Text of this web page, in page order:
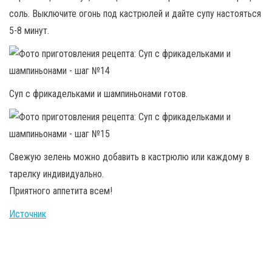
соль. Выключите огонь под кастрюлей и дайте супу настояться
5-8 минут.
Суп с фрикадельками и шампиньонами готов.
Свежую зелень можно добавить в кастрюлю или каждому в
тарелку индивидуально.
Приятного аппетита всем!
Источник